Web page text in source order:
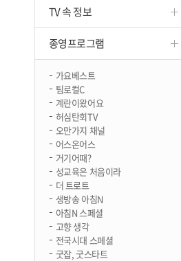
TV 속 정보
종영프로그램
가요베스트
팀로컬C
계란이왔어요
허심탄회TV
오만가지 채널
어스온어스
거기어때?
성교육은 처음이라
더 트로트
생방송 아침N
아침N 스페셜
고향 생각
전국시대 스페셜
굿잡, 굿스타트